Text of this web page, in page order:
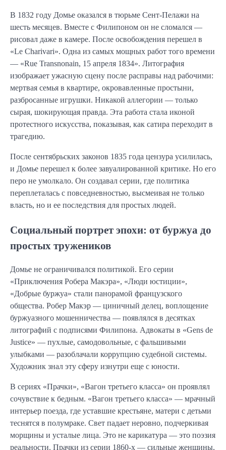
В 1832 году Домье оказался в тюрьме Сент-Пелажи на
шесть месяцев. Вместе с Филипоном он не сломался —
рисовал даже в камере. После освобождения перешел в
«Le Charivari». Одна из самых мощных работ того времени
— «Rue Transnonain, 15 апреля 1834». Литография
изображает ужасную сцену после расправы над рабочими:
мертвая семья в квартире, окровавленные простыни,
разбросанные игрушки. Никакой аллегории — только
сырая, шокирующая правда. Эта работа стала иконой
протестного искусства, показывая, как сатира переходит в
трагедию.
После сентябрьских законов 1835 года цензура усилилась,
и Домье перешел к более завуалированной критике. Но его
перо не умолкало. Он создавал серии, где политика
переплеталась с повседневностью, высмеивая не только
власть, но и ее последствия для простых людей.
Социальный портрет эпохи: от буржуа до
простых тружеников
Домье не ограничивался политикой. Его серии
«Приключения Робера Макэра», «Люди юстиции»,
«Добрые буржуа» стали панорамой французского
общества. Робер Макэр — циничный делец, воплощение
буржуазного мошенничества — появлялся в десятках
литографий с подписями Филипона. Адвокаты в «Gens de
Justice» — пухлые, самодовольные, с фальшивыми
улыбками — разоблачали коррупцию судебной системы.
Художник знал эту сферу изнутри еще с юности.
В сериях «Прачки», «Вагон третьего класса» он проявлял
сочувствие к бедным. «Вагон третьего класса» — мрачный
интерьер поезда, где уставшие крестьяне, матери с детьми
теснятся в полумраке. Свет падает неровно, подчеркивая
морщины и усталые лица. Это не карикатура — это поэзия
реальности. Прачки из серии 1860-х — сильные женщины,